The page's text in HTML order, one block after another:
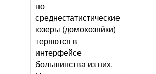
но
среднестатистические
юзеры (домохозяйки)
теряются в
интерфейсе
большинства из них.